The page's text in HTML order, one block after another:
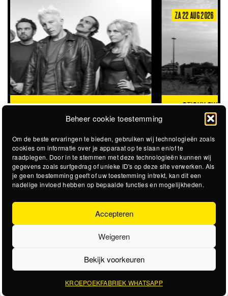
Beheer cookie toestemming
Om de beste ervaringen te bieden, gebruiken wij technologieën zoals
cookies om informatie over je apparaat op te slaan en/of te
raadplegen. Door in te stemmen met deze technologieën kunnen wij
gegevens zoals surfgedrag of unieke ID's op deze site verwerken. Als
je geen toestemming geeft of uw toestemming intrekt, kan dit een
nadelige invloed hebben op bepaalde functies en mogelijkheden.
Accepteren
Weigeren
Bekijk voorkeuren
KROEPOEKFABRIEK WHATSAPP
ZA 22 AUG 2026
STICKY SWEET
@STADSSTRAND
STEVIGE GARAGEROCK OP HET
STADSSTRAND